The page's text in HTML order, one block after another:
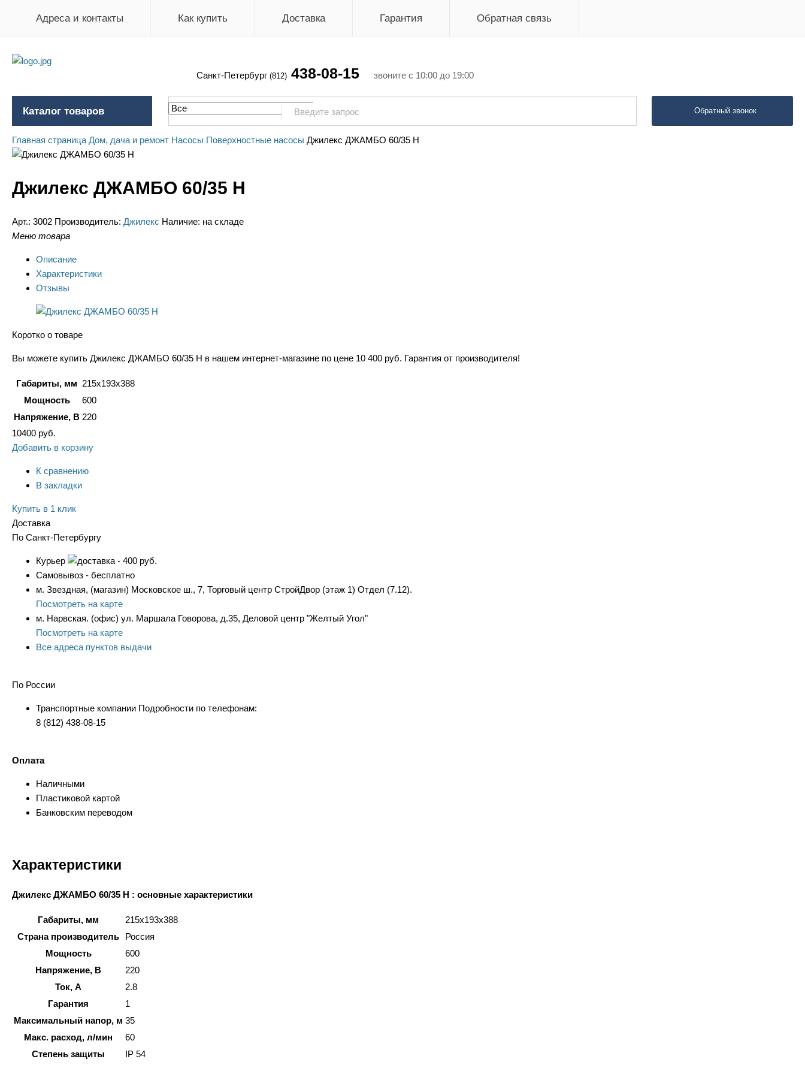
Адреса и контакты Как купить Доставка Гарантия Обратная связь
Санкт-Петербург (812) 438-08-15 звоните с 10:00 до 19:00
Каталог товаров Обратный звонок
Главная страница Дом, дача и ремонт Насосы Поверхностные насосы Джилекс ДЖАМБО 60/35 Н
Джилекс ДЖАМБО 60/35 Н
Арт.: 3002 Производитель: Джилекс Наличие: на складе
Меню товара
Описание
Характеристики
Отзывы
Коротко о товаре
Вы можете купить Джилекс ДЖАМБО 60/35 Н в нашем интернет-магазине по цене 10 400 руб. Гарантия от производителя!
Габариты, мм 215x193x388
Мощность
600
Напряжение, В 220
10400 руб.
Добавить в корзину
К сравнению
В закладки
Купить в 1 клик
Доставка
По Санкт-Петербургу
Курьер
- 400 руб.
Самовывоз - бесплатно
м. Звездная, (магазин) Московское ш., 7, Торговый центр СтройДвор (этаж 1) Отдел (7.12).
Посмотреть на карте
м. Нарвская. (офис) ул. Маршала Говорова, д.35, Деловой центр "Желтый Угол"
Посмотреть на карте
Все адреса пунктов выдачи
По России
Транспортные компании Подробности по телефонам:
8 (812) 438-08-15
Оплата
Наличными
Пластиковой картой
Банковским переводом
Характеристики
Джилекс ДЖАМБО 60/35 Н : основные характеристики
Габариты, мм
215x193x388
Страна производитель
Россия
Мощность
600
Напряжение, В
220
Ток, А
2.8
Гарантия
1
Максимальный напор, м 35
Макс. расход, л/мин
60
Степень защиты
IP 54